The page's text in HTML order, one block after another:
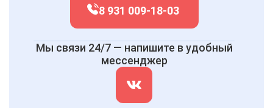
8 931 009-18-03
Мы связи 24/7 — напишите в удобный
мессенджер